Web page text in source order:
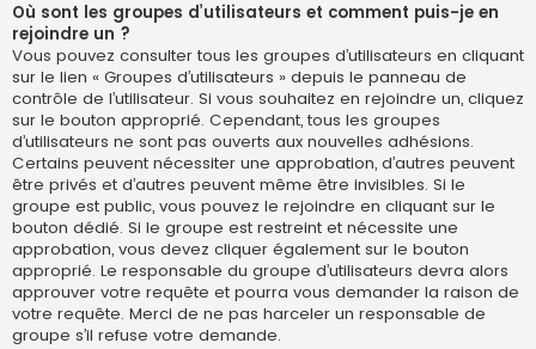
Où sont les groupes d’utilisateurs et comment puis-je en
rejoindre un ?
Vous pouvez consulter tous les groupes d’utilisateurs en cliquant
sur le lien « Groupes d’utilisateurs » depuis le panneau de
contrôle de l’utilisateur. Si vous souhaitez en rejoindre un, cliquez
sur le bouton approprié. Cependant, tous les groupes
d’utilisateurs ne sont pas ouverts aux nouvelles adhésions.
Certains peuvent nécessiter une approbation, d’autres peuvent
être privés et d’autres peuvent même être invisibles. Si le
groupe est public, vous pouvez le rejoindre en cliquant sur le
bouton dédié. Si le groupe est restreint et nécessite une
approbation, vous devez cliquer également sur le bouton
approprié. Le responsable du groupe d’utilisateurs devra alors
approuver votre requête et pourra vous demander la raison de
votre requête. Merci de ne pas harceler un responsable de
groupe s’il refuse votre demande.